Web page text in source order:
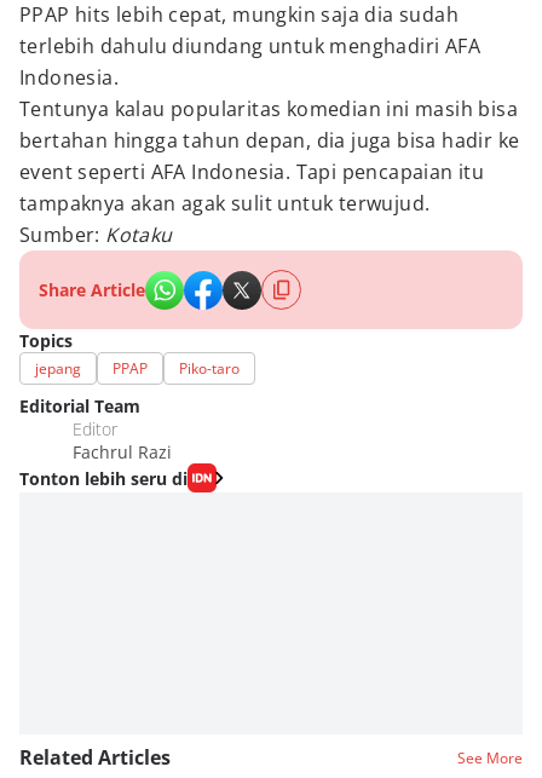
PPAP hits lebih cepat, mungkin saja dia sudah
terlebih dahulu diundang untuk menghadiri AFA
Indonesia.
Tentunya kalau popularitas komedian ini masih bisa
bertahan hingga tahun depan, dia juga bisa hadir ke
event seperti AFA Indonesia. Tapi pencapaian itu
tampaknya akan agak sulit untuk terwujud.
Sumber: Kotaku
Share Article
Topics
jepang PPAP Piko-taro
Editorial Team
Editor
Fachrul Razi
Tonton lebih seru di
Related Articles See More